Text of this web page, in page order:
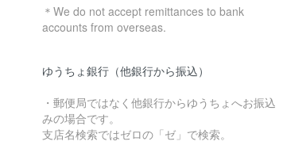
＊We do not accept remittances to bank
accounts from overseas.
ゆうちょ銀行（他銀行から振込）
・郵便局ではなく他銀行からゆうちょへお振込
みの場合です。
支店名検索ではゼロの「ゼ」で検索。